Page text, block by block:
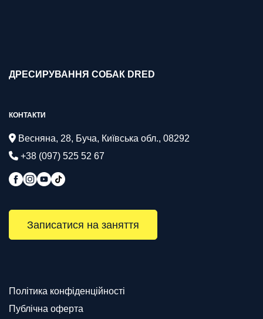
ДРЕСИРУВАННЯ СОБАК DRED
КОНТАКТИ
Весняна, 28, Буча, Київська обл., 08292
+38 (097) 525 52 67
Записатися на заняття
Політика конфіденційності
Публічна оферта